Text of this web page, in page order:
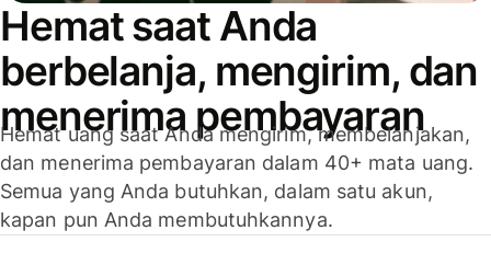
Hemat saat Anda
berbelanja, mengirim, dan
menerima pembayaran
Hemat uang saat Anda mengirim, membelanjakan,
dan menerima pembayaran dalam 40+ mata uang.
Semua yang Anda butuhkan, dalam satu akun,
kapan pun Anda membutuhkannya.